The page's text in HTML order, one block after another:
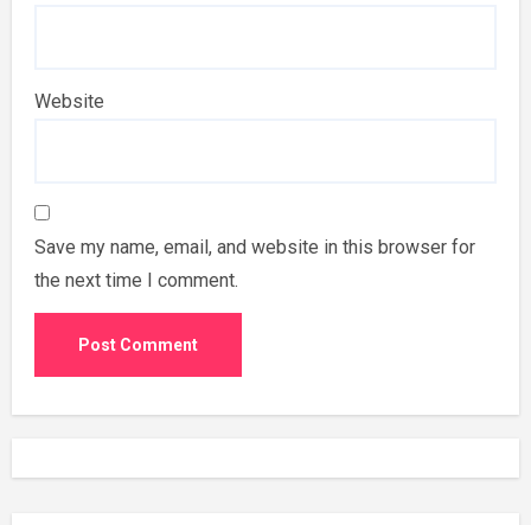
Website
Save my name, email, and website in this browser for
the next time I comment.